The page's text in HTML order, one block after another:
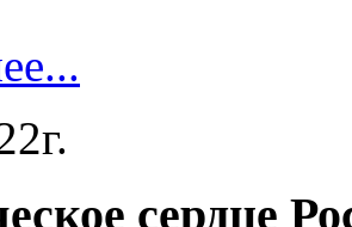
сердце